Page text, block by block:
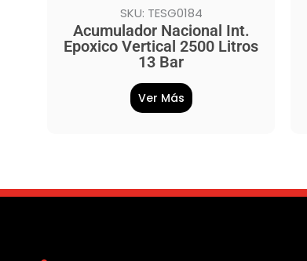
SKU: TESG0184
Acumulador Nacional Int.
Epoxico Vertical 2500 Litros
13 Bar
Ver Más